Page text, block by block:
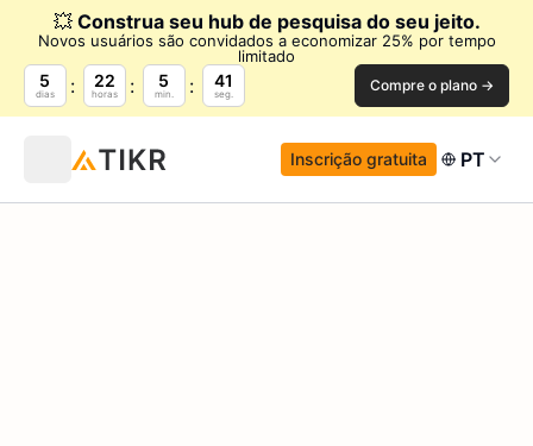
💥 Construa seu hub de pesquisa do seu jeito.
Novos usuários são convidados a economizar 25% por tempo
limitado
5
dias
22
horas
5
min.
40
seg. Compre o plano →
Inscrição gratuita PT